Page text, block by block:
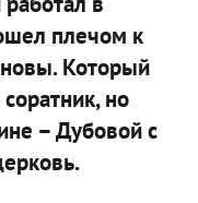
плечом к
Который
но
– Дубовой с